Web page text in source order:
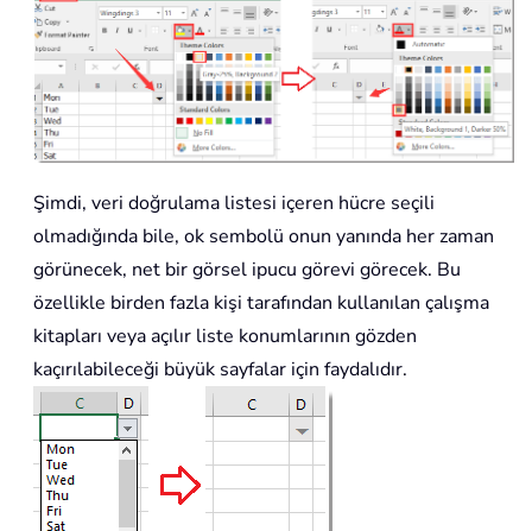
Şimdi, veri doğrulama listesi içeren hücre seçili
olmadığında bile, ok sembolü onun yanında her zaman
görünecek, net bir görsel ipucu görevi görecek. Bu
özellikle birden fazla kişi tarafından kullanılan çalışma
kitapları veya açılır liste konumlarının gözden
kaçırılabileceği büyük sayfalar için faydalıdır.